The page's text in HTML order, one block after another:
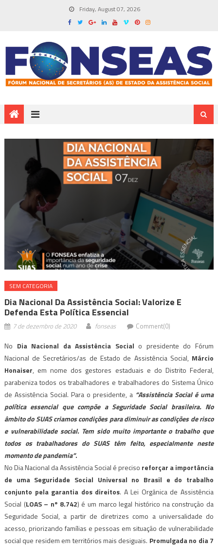
Friday, August 07, 2026
SEM CATEGORIA
Dia Nacional Da Assistência Social: Valorize E
Defenda Esta Política Essencial
7 de dezembro de 2020 fonseas Comment(0)
No Dia Nacional da Assistência Social o presidente do Fórum
Nacional de Secretários/as de Estado de Assistência Social, Márcio
Honaiser, em nome dos gestores estaduais e do Distrito Federal,
parabeniza todos os trabalhadores e trabalhadores do Sistema Único
de Assistência Social. Para o presidente, a “Assistência Social é uma
política essencial que compõe a Seguridade Social brasileira. No
âmbito do SUAS criamos condições para diminuir as condições de risco
e vulnerabilidade social. Tem sido muito importante o trabalho que
todos os trabalhadores do SUAS têm feito, especialmente neste
momento de pandemia”.
No Dia Nacional da Assistência Social é preciso reforçar a importância
de uma Seguridade Social Universal no Brasil e do trabalho
conjunto pela garantia dos direitos. A Lei Orgânica de Assistência
Social (LOAS – nº 8.742) é um marco legal histórico na construção da
Seguridade Social, a partir de diretrizes como a universalidade do
acesso, priorizando famílias e pessoas em situação de vulnerabilidade
social que residem em territórios mais desiguais. Promulgada no dia 7